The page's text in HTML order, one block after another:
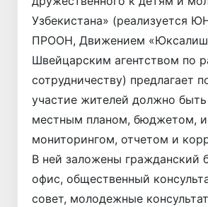
Узбекистана» (реализуется
ПРООН, Движением
Швейцарским агентством по
сотрудничеству) предлагает
участие жителей должно быть
местным планом, бюджетом,
мониторингом, отчетом и
В ней заложены гражданский
офис, общественный
совет, молодежные